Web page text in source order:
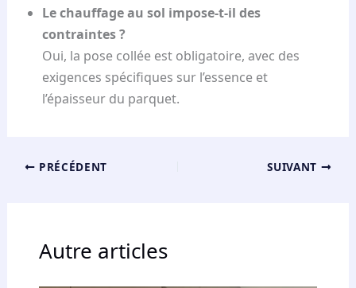
Le chauffage au sol impose-t-il des
contraintes ?
Oui, la pose collée est obligatoire, avec des
exigences spécifiques sur l’essence et
l’épaisseur du parquet.
PRÉCÉDENT SUIVANT
Autre articles